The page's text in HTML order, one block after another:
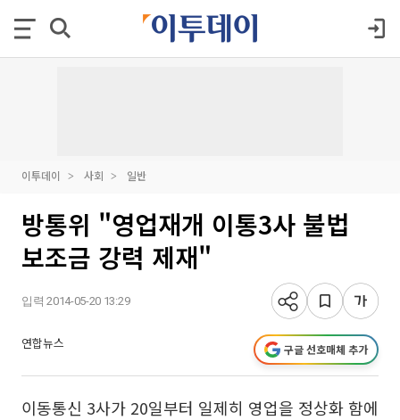
이투데이 사회 일반
방통위 "영업재개 이통3사 불법
보조금 강력 제재"
입력 2014-05-20 13:29
연합뉴스 구글 선호매체 추가
이동통신 3사가 20일부터 일제히 영업을 정상화 함에